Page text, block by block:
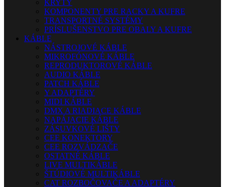
KRYTY
KOMPONENTY PRE RACKY A KUFRE
TRANSPORTNÉ SYSTÉMY
PRÍSLUŠENSTVO PRE OBALY A KUFRE
KÁBLE
NÁSTROJOVÉ KÁBLE
MIKROFÓNOVÉ KÁBLE
REPRODUKTOROVÉ KÁBLE
AUDIO KÁBLE
PATCH KÁBLE
Y ADAPTÉRY
MIDI KÁBLE
DMX A RIADIACE KÁBLE
NAPÁJACIE KÁBLE
ZÁSUVKOVÉ LIŠTY
CEE KONEKTORY
CEE ROZVÁDZAČE
OSTATNÉ KÁBLE
LIVE MULTIKÁBLE
ŠTÚDIOVÉ MULTIKÁBLE
CAT ROZBOČOVAČE A ADAPTÉRY